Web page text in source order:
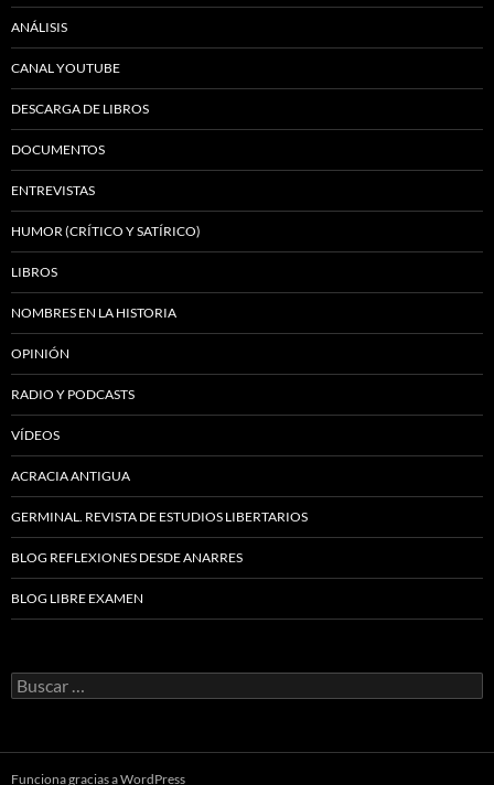
ANÁLISIS
CANAL YOUTUBE
DESCARGA DE LIBROS
DOCUMENTOS
ENTREVISTAS
HUMOR (CRÍTICO Y SATÍRICO)
LIBROS
NOMBRES EN LA HISTORIA
OPINIÓN
RADIO Y PODCASTS
VÍDEOS
ACRACIA ANTIGUA
GERMINAL. REVISTA DE ESTUDIOS LIBERTARIOS
BLOG REFLEXIONES DESDE ANARRES
BLOG LIBRE EXAMEN
Buscar:
Funciona gracias a WordPress